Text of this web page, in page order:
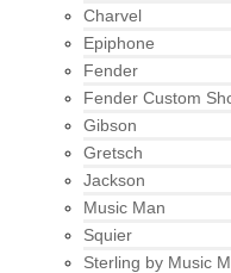
Charvel
Epiphone
Fender
Fender Custom
Gibson
Gretsch
Jackson
Music Man
Squier
Sterling by Music